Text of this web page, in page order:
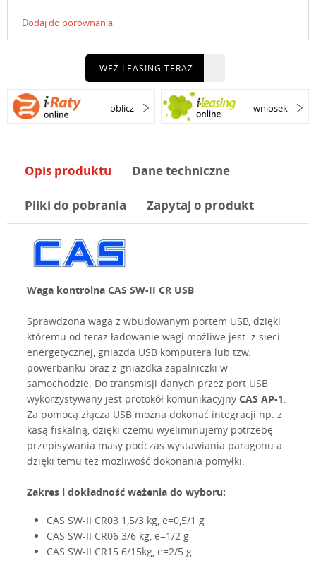
Dodaj do porównania
WEŹ LEASING TERAZ
oblicz wniosek
Opis produktu Dane techniczne
Pliki do pobrania Zapytaj o produkt
Waga kontrolna CAS SW-II CR USB
Sprawdzona waga z wbudowanym portem USB, dzięki
któremu od teraz ładowanie wagi możliwe jest z sieci
energetycznej, gniazda USB komputera lub tzw.
powerbanku oraz z gniazdka zapalniczki w
samochodzie. Do transmisji danych przez port USB
wykorzystywany jest protokół komunikacyjny CAS AP-1.
Za pomocą złącza USB można dokonać integracji np. z
kasą fiskalną, dzięki czemu wyeliminujemy potrzebę
przepisywania masy podczas wystawiania paragonu a
dzięki temu też możliwość dokonania pomyłki.
Zakres i dokładność ważenia do wyboru:
CAS SW-II CR03 1,5/3 kg, e=0,5/1 g
CAS SW-II CR06 3/6 kg, e=1/2 g
CAS SW-II CR15 6/15kg, e=2/5 g